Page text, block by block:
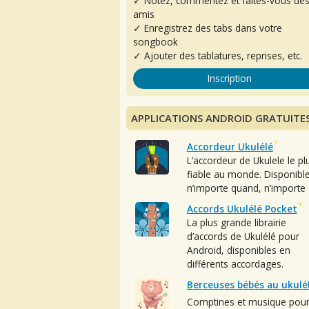
amis
✓ Enregistrez des tabs dans votre
songbook
✓ Ajouter des tablatures, reprises, etc.
Inscription
APPLICATIONS ANDROID
Accordeur Ukulélé
L’accordeur de Ukulele le
fiable au monde. Disponible
n’importe quand, n’importe
Accords Ukulélé Pocket
La plus grande librairie
d’accords de Ukulélé pour
Android, disponibles en
différents accordages.
Berceuses bébés au
Comptines et musique pour